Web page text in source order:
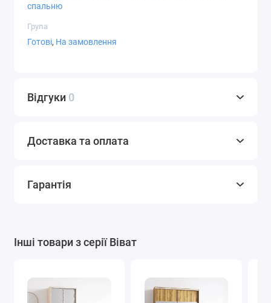
Графіт
Світло
спальню
Група
Готові, На замовлення
Відгуки 0
Доставка та оплата
Гарантія
Інші товари з серії Віват